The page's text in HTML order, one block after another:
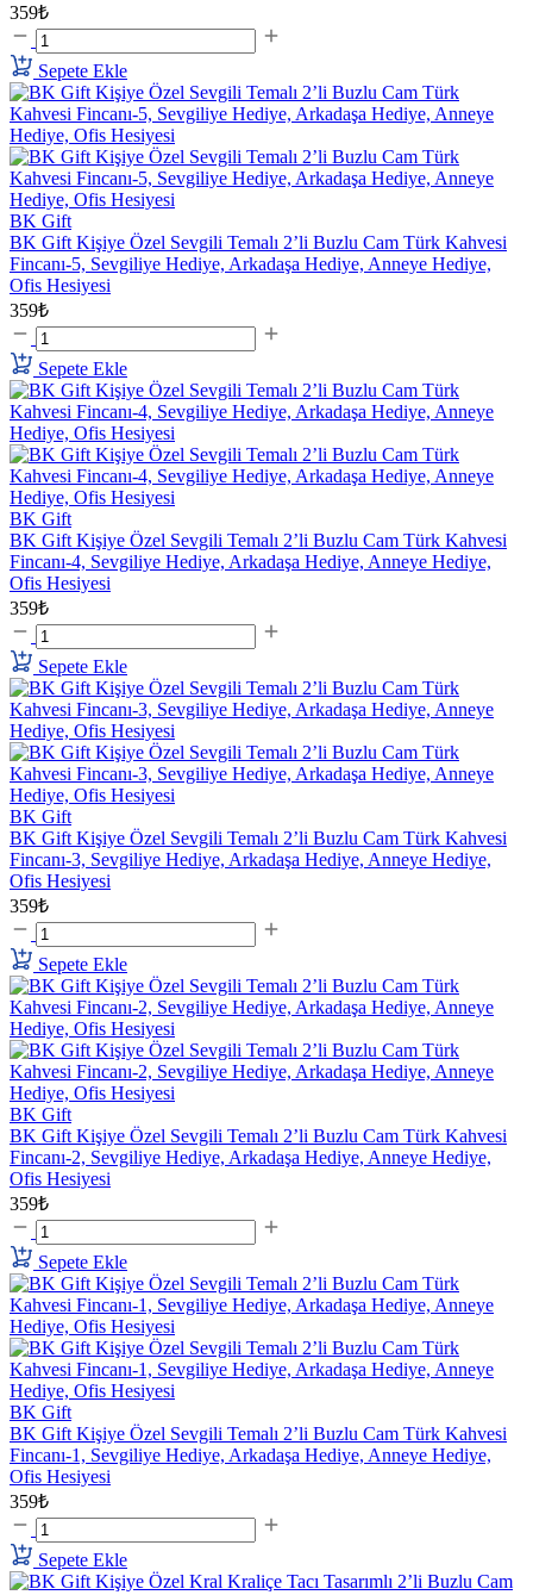
359₺
Sepete Ekle
BK Gift
BK Gift Kişiye Özel Sevgili Temalı 2’li Buzlu Cam Türk Kahvesi
Fincanı-5, Sevgiliye Hediye, Arkadaşa Hediye, Anneye Hediye,
Ofis Hesiyesi
359₺
Sepete Ekle
BK Gift
BK Gift Kişiye Özel Sevgili Temalı 2’li Buzlu Cam Türk Kahvesi
Fincanı-4, Sevgiliye Hediye, Arkadaşa Hediye, Anneye Hediye,
Ofis Hesiyesi
359₺
Sepete Ekle
BK Gift
BK Gift Kişiye Özel Sevgili Temalı 2’li Buzlu Cam Türk Kahvesi
Fincanı-3, Sevgiliye Hediye, Arkadaşa Hediye, Anneye Hediye,
Ofis Hesiyesi
359₺
Sepete Ekle
BK Gift
BK Gift Kişiye Özel Sevgili Temalı 2’li Buzlu Cam Türk Kahvesi
Fincanı-2, Sevgiliye Hediye, Arkadaşa Hediye, Anneye Hediye,
Ofis Hesiyesi
359₺
Sepete Ekle
BK Gift
BK Gift Kişiye Özel Sevgili Temalı 2’li Buzlu Cam Türk Kahvesi
Fincanı-1, Sevgiliye Hediye, Arkadaşa Hediye, Anneye Hediye,
Ofis Hesiyesi
359₺
Sepete Ekle